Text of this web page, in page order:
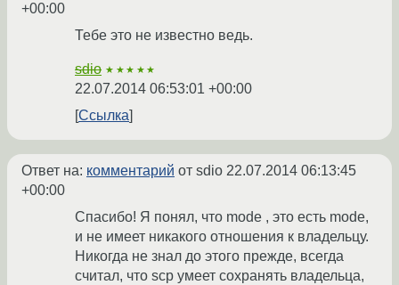
+00:00
Тебе это не известно ведь.
sdio ★★★★★
22.07.2014 06:53:01 +00:00
Ссылка
Ответ на: комментарий от sdio 22.07.2014 06:13:45
+00:00
Спасибо! Я понял, что mode , это есть mode,
и не имеет никакого отношения к владельцу.
Никогда не знал до этого прежде, всегда
считал, что scp умеет сохранять владельца,